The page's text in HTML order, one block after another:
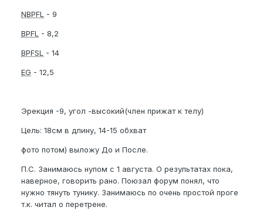
NBPFL - 9
BPFL - 8,2
BPFSL - 14
EG - 12,5
Эрекция -9, угол -высокий(член прижат к телу)
Цель: 18см в длину, 14-15 обхват
фото потом) выложу До и После.
П.С. Занимаюсь нупом с 1 августа. О результатах пока,
наверное, говорить рано. Поюзал форум понял, что
нужно тянуть тунику. Занимаюсь по очень простой проге
т.к. читал о перетрене.